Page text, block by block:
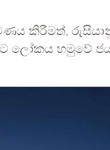
කිරීමත්,
ලෝකය හමුවේ